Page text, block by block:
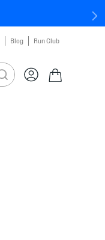
Blog Run Club